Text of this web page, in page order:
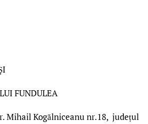
FUNDULEA
Mihail Kogălniceanu nr.18, județul